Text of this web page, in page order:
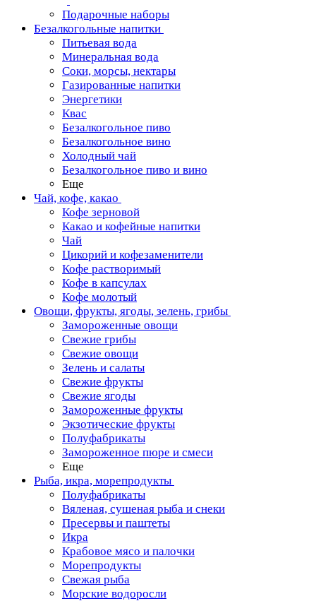
Подарочные наборы
Безалкогольные напитки
Питьевая вода
Минеральная вода
Соки, морсы, нектары
Газированные напитки
Энергетики
Квас
Безалкогольное пиво
Безалкогольное вино
Холодный чай
Безалкогольное пиво и вино
Еще
Чай, кофе, какао
Кофе зерновой
Какао и кофейные напитки
Чай
Цикорий и кофезаменители
Кофе растворимый
Кофе в капсулах
Кофе молотый
Овощи, фрукты, ягоды, зелень, грибы
Замороженные овощи
Свежие грибы
Свежие овощи
Зелень и салаты
Свежие фрукты
Свежие ягоды
Замороженные фрукты
Экзотические фрукты
Полуфабрикаты
Замороженное пюре и смеси
Еще
Рыба, икра, морепродукты
Полуфабрикаты
Вяленая, сушеная рыба и снеки
Пресервы и паштеты
Икра
Крабовое мясо и палочки
Морепродукты
Свежая рыба
Морские водоросли